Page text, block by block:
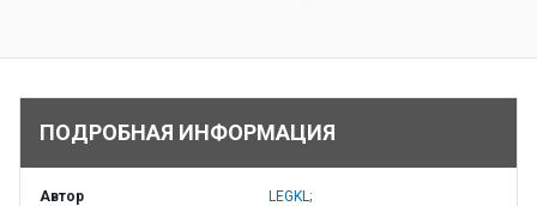
ПОДРОБНАЯ ИНФОРМАЦИЯ
Автор LEGKL;